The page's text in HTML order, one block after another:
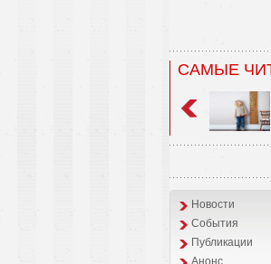
САМЫЕ
Новости
События
Публикации